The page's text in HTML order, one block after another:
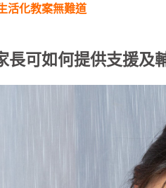
活化教案無難道
可如何提供支援及